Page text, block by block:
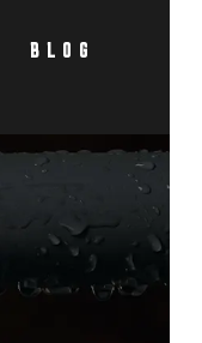
BLOG